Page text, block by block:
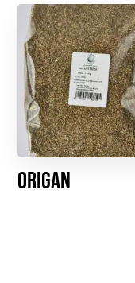
Origan